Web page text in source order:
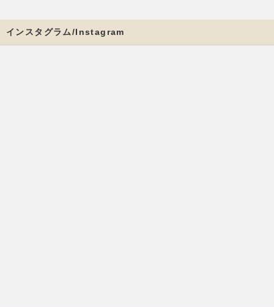
インスタグラム/Instagram